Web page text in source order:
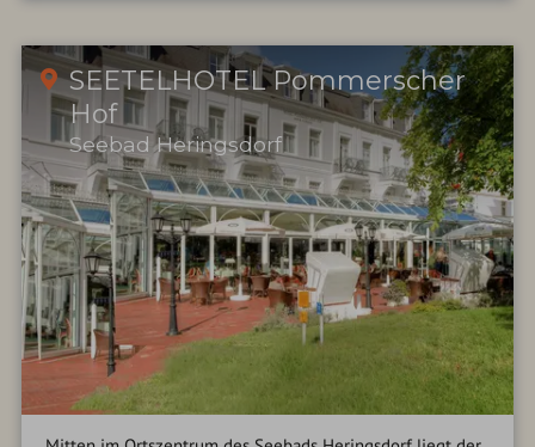
SEETELHOTEL Pommerscher
Hof
Seebad Heringsdorf